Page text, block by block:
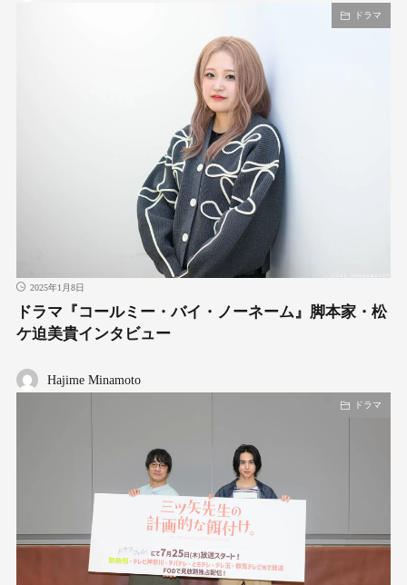
ドラマ
2025年1月8日
ドラマ『コールミー・バイ・ノーネーム』脚本家・松
ケ迫美貴インタビュー
Hajime Minamoto
ドラマ